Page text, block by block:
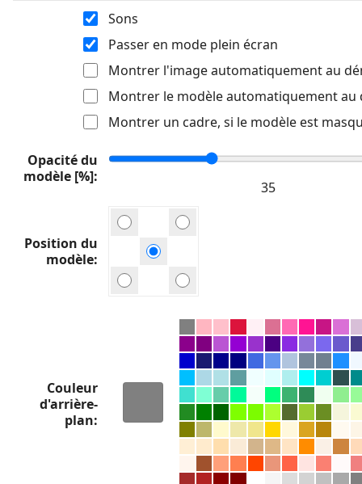
Sons
Passer en mode plein écran
Montrer l'image automatiquement au
Montrer le modèle automatiquement au
Montrer un cadre, si le modèle est
Opacité du
modèle [%]
Position du
modèle
Couleur
d'arrière-
plan